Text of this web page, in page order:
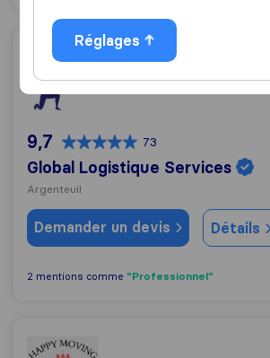
Global Logistique Services
9,7 73
Global Logistique Services
Argenteuil
Demander un devis Détails
2 mentions comme "Professionnel"
Happy Moving
Réglages